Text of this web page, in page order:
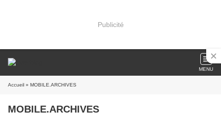
Publicité
MENU
Accueil » MOBILE.ARCHIVES
MOBILE.ARCHIVES